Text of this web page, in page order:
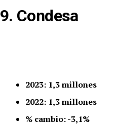
9. Condesa
2023: 1,3 millones
2022: 1,3 millones
% cambio: -3,1%